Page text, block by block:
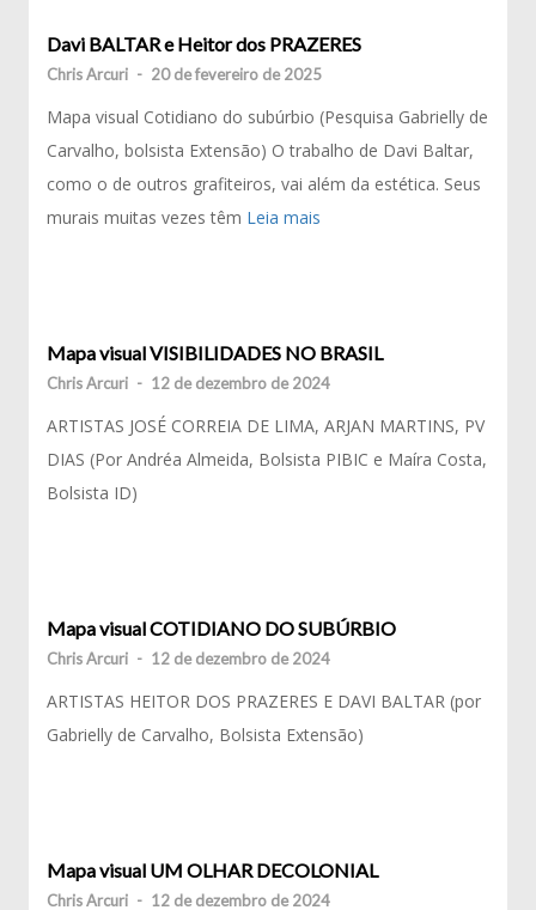
Davi BALTAR e Heitor dos PRAZERES
Chris Arcuri - 20 de fevereiro de 2025
Mapa visual Cotidiano do subúrbio (Pesquisa Gabrielly de
Carvalho, bolsista Extensão) O trabalho de Davi Baltar,
como o de outros grafiteiros, vai além da estética. Seus
murais muitas vezes têm Leia mais
Mapa visual VISIBILIDADES NO BRASIL
Chris Arcuri - 12 de dezembro de 2024
ARTISTAS JOSÉ CORREIA DE LIMA, ARJAN MARTINS, PV
DIAS (Por Andréa Almeida, Bolsista PIBIC e Maíra Costa,
Bolsista ID)
Mapa visual COTIDIANO DO SUBÚRBIO
Chris Arcuri - 12 de dezembro de 2024
ARTISTAS HEITOR DOS PRAZERES E DAVI BALTAR (por
Gabrielly de Carvalho, Bolsista Extensão)
Mapa visual UM OLHAR DECOLONIAL
Chris Arcuri - 12 de dezembro de 2024